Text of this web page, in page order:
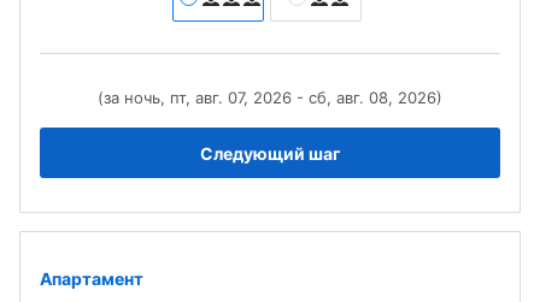
(за ночь, пт, авг. 07, 2026 - сб, авг. 08, 2026)
Следующий шаг
Апартамент